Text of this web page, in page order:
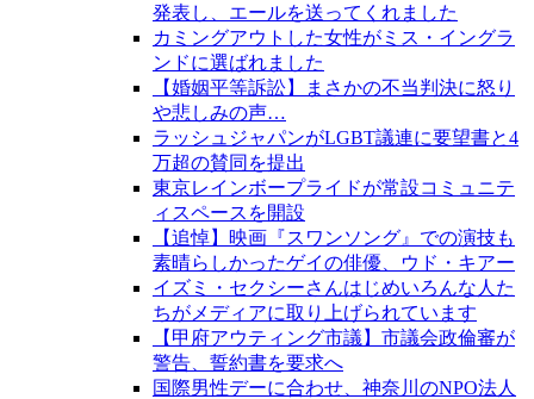
発表し、エールを送ってくれました
カミングアウトした女性がミス・イングラ
ンドに選ばれました
【婚姻平等訴訟】まさかの不当判決に怒り
や悲しみの声…
ラッシュジャパンがLGBT議連に要望書と4
万超の賛同を提出
東京レインボープライドが常設コミュニテ
ィスペースを開設
【追悼】映画『スワンソング』での演技も
素晴らしかったゲイの俳優、ウド・キアー
イズミ・セクシーさんはじめいろんな人た
ちがメディアに取り上げられています
【甲府アウティング市議】市議会政倫審が
警告、誓約書を要求へ
国際男性デーに合わせ、神奈川のNPO法人